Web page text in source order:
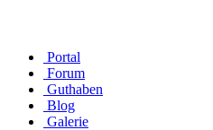
Portal
Forum
Guthaben
Blog
Galerie